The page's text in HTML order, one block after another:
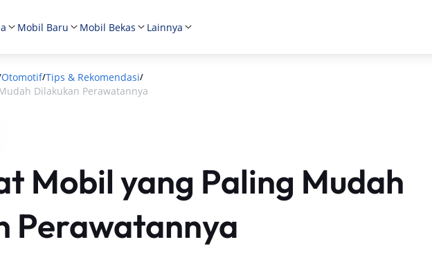
Mobil Baru Mobil Bekas Lainnya
Otomotif/Tips & Rekomendasi/
Dilakukan Perawatannya
Mobil yang Paling Mudah
Perawatannya